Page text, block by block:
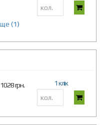
Показать еще (1)
1028 грн. 1 клік